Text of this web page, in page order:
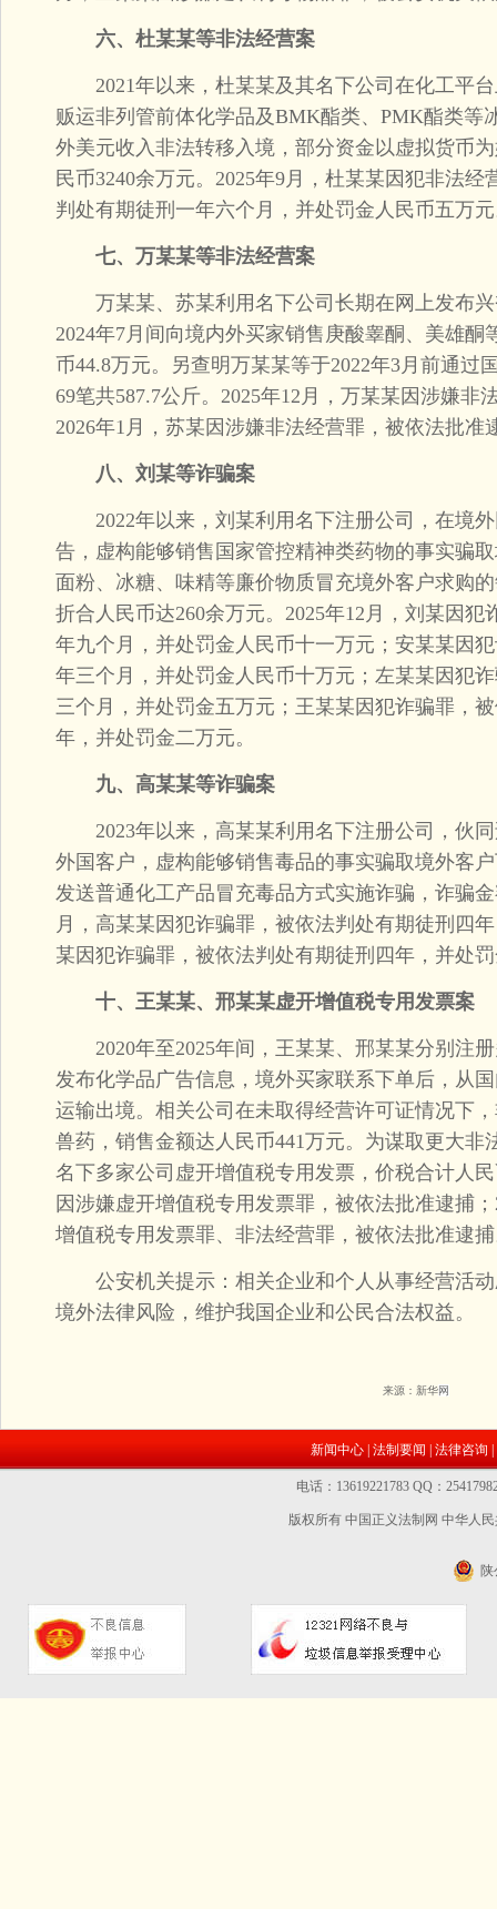
六、杜某某等非法经营案
2021年以来，杜某某及其名下公司在化工平台
贩运非列管前体化学品及BMK酯类、PMK酯类等
外美元收入非法转移入境，部分资金以虚拟货币
民币3240余万元。2025年9月，杜某某因犯非法
判处有期徒刑一年六个月，并处罚金人民币五万
七、万某某等非法经营案
万某某、苏某利用名下公司长期在网上发布兴
2024年7月间向境内外买家销售庚酸睾酮、美雄
币44.8万元。另查明万某某等于2022年3月前通过
69笔共587.7公斤。2025年12月，万某某因涉嫌非
2026年1月，苏某因涉嫌非法经营罪，被依法批准
八、刘某等诈骗案
2022年以来，刘某利用名下注册公司，在境外
告，虚构能够销售国家管控精神类药物的事实骗
面粉、冰糖、味精等廉价物质冒充境外客户求购
折合人民币达260余万元。2025年12月，刘某因
年九个月，并处罚金人民币十一万元；安某某因
年三个月，并处罚金人民币十万元；左某某因犯
三个月，并处罚金五万元；王某某因犯诈骗罪，
年，并处罚金二万元。
九、高某某等诈骗案
2023年以来，高某某利用名下注册公司，伙同
外国客户，虚构能够销售毒品的事实骗取境外客
发送普通化工产品冒充毒品方式实施诈骗，诈骗
月，高某某因犯诈骗罪，被依法判处有期徒刑四
某因犯诈骗罪，被依法判处有期徒刑四年，并处
十、王某某、邢某某虚开增值税专用发票案
2020年至2025年间，王某某、邢某某分别注
发布化学品广告信息，境外买家联系下单后，从
运输出境。相关公司在未取得经营许可证情况下
兽药，销售金额达人民币441万元。为谋取更大非
名下多家公司虚开增值税专用发票，价税合计人
因涉嫌虚开增值税专用发票罪，被依法批准逮捕
增值税专用发票罪、非法经营罪，被依法批准逮
公安机关提示：相关企业和个人从事经营活动
境外法律风险，维护我国企业和公民合法权益。
来源：新华网
新闻中心 法制要闻 法律咨询
电话：13619221783 QQ：
版权所有 中国正义法制网中华人